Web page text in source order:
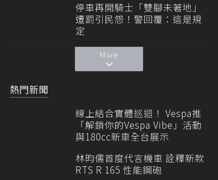
停車再開騎士「雙腳未著地」
遭罰引民怨！警回覆：這是規
定
More
熱門新聞
線上結合實體巡迴！ Vespa推
「解鎖你的Vespa Vibe」活動
與180cc新車全台展示
林昀儒首度代言機車 詮釋新款
RTS R 165 性能鋼砲